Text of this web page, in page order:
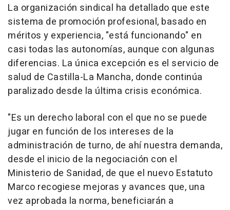
La organización sindical ha detallado que este
sistema de promoción profesional, basado en
méritos y experiencia, "está funcionando" en
casi todas las autonomías, aunque con algunas
diferencias. La única excepción es el servicio de
salud de Castilla-La Mancha, donde continúa
paralizado desde la última crisis económica.
"Es un derecho laboral con el que no se puede
jugar en función de los intereses de la
administración de turno, de ahí nuestra demanda,
desde el inicio de la negociación con el
Ministerio de Sanidad, de que el nuevo Estatuto
Marco recogiese mejoras y avances que, una
vez aprobada la norma, beneficiarán a